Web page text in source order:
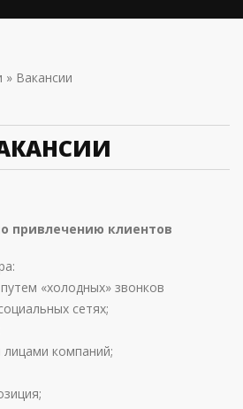
» Вакансии
привлечению клиентов
«холодных» звонков
сетях;
компаний;